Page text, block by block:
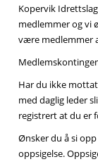
Kopervik
medlemmer og vi
være medlemmer
Har du ikke
med daglig leder
registrert at du er
Ønsker du å si
oppsigelse.